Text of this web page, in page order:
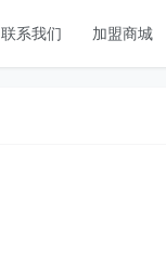
联系我们 加盟商城